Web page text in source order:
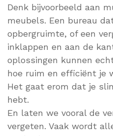
Denk bijvoorbeeld aan
meubels. Een bureau
opbergruimte, of een
inklappen en aan de
oplossingen kunnen
hoe ruim en efficiënt je
Het gaat erom dat je
hebt.
En laten we vooral de
vergeten. Vaak wordt